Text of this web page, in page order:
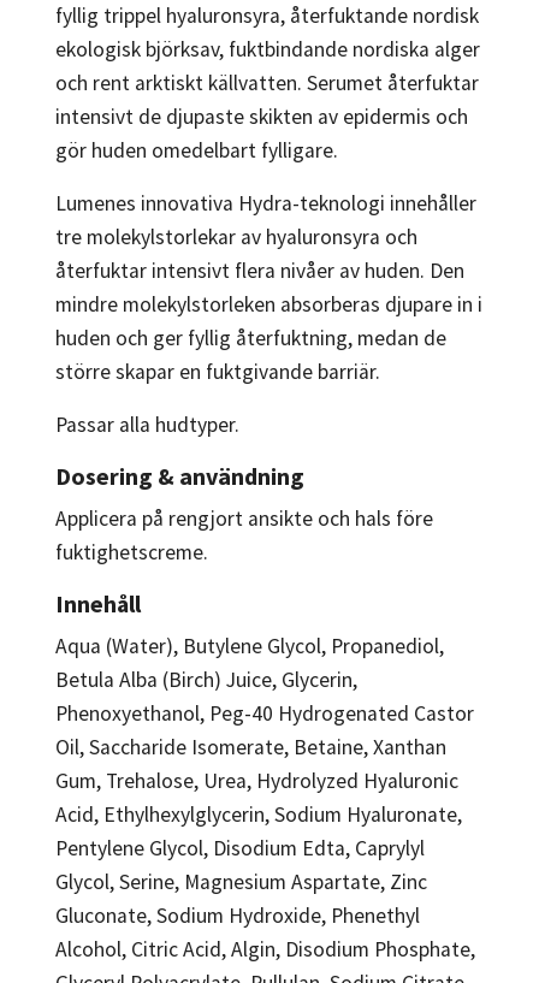
fyllig trippel hyaluronsyra, återfuktande nordisk
ekologisk björksav, fuktbindande nordiska alger
och rent arktiskt källvatten. Serumet återfuktar
intensivt de djupaste skikten av epidermis och
gör huden omedelbart fylligare.
Lumenes innovativa Hydra-teknologi innehåller
tre molekylstorlekar av hyaluronsyra och
återfuktar intensivt flera nivåer av huden. Den
mindre molekylstorleken absorberas djupare in i
huden och ger fyllig återfuktning, medan de
större skapar en fuktgivande barriär.
Passar alla hudtyper.
Dosering & användning
Applicera på rengjort ansikte och hals före
fuktighetscreme.
Innehåll
Aqua (Water), Butylene Glycol, Propanediol,
Betula Alba (Birch) Juice, Glycerin,
Phenoxyethanol, Peg-40 Hydrogenated Castor
Oil, Saccharide Isomerate, Betaine, Xanthan
Gum, Trehalose, Urea, Hydrolyzed Hyaluronic
Acid, Ethylhexylglycerin, Sodium Hyaluronate,
Pentylene Glycol, Disodium Edta, Caprylyl
Glycol, Serine, Magnesium Aspartate, Zinc
Gluconate, Sodium Hydroxide, Phenethyl
Alcohol, Citric Acid, Algin, Disodium Phosphate,